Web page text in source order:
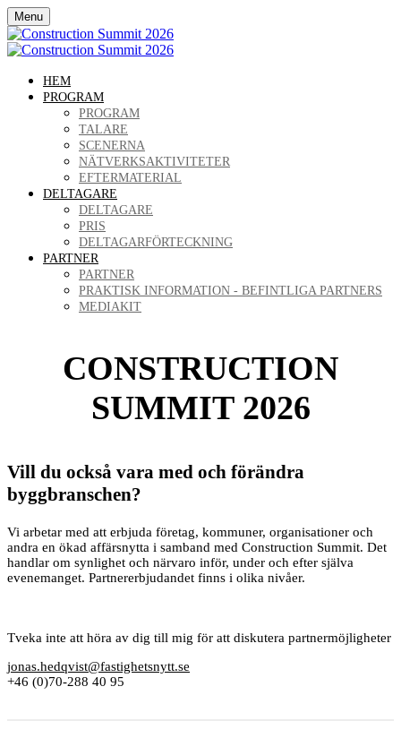
Menu
HEM
PROGRAM
PROGRAM
TALARE
SCENERNA
NÄTVERKSAKTIVITETER
EFTERMATERIAL
DELTAGARE
DELTAGARE
PRIS
DELTAGARFÖRTECKNING
PARTNER
PARTNER
PRAKTISK INFORMATION - BEFINTLIGA PARTNERS
MEDIAKIT
CONSTRUCTION
SUMMIT 2026
Vill du också vara med och förändra
byggbranschen?
Vi arbetar med att erbjuda företag, kommuner, organisationer och
andra en ökad affärsnytta i samband med Construction Summit. Det
handlar om synlighet och närvaro inför, under och efter själva
evenemanget. Partnererbjudandet finns i olika nivåer.
Tveka inte att höra av dig till mig för att diskutera partnermöjligheter
jonas.hedqvist@fastighetsnytt.se
+46 (0)70-288 40 95